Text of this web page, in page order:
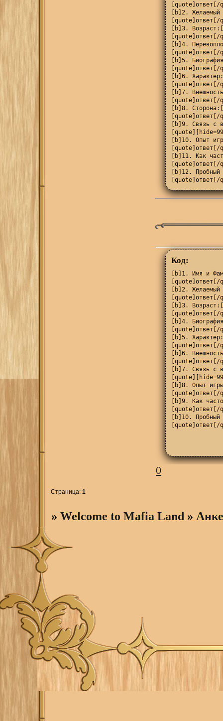
[quote]ответ[/
[b]2.
[quote]ответ[/
[b]3.
[quote]ответ[/
[b]4.
[quote]ответ[/
[b]5.
[quote]ответ[/
[b]6.
[quote]ответ[/
[b]7.
[quote]ответ[/
[b]8.
[quote]ответ[/
[b]9. Связь с
[b]10. Опыт
[quote]ответ[/
[b]11. Как
[quote]ответ[/
[b]12.
[quote]ответ[/
Код:
[b]1. Имя и
[quote]ответ[/
[b]2.
[quote]ответ[/
[b]3.
[quote]ответ[/
[b]4.
[quote]ответ[/
[b]5.
[quote]ответ[/
[b]6.
[quote]ответ[/
[b]7. Связь с
[b]8. Опыт
[quote]ответ[/
[b]9. Как
[quote]ответ[/
[b]10.
[quote]ответ[/
0
Страница:1
»Welcome to Mafia Land »